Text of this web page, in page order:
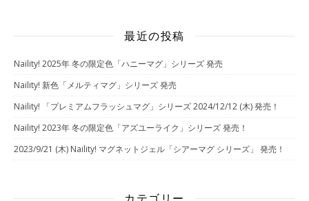
最近の投稿
Naility! 2025年 冬の限定色「ハニーマグ」シリーズ 発売
Naility! 新色「メルティマグ」シリーズ 発売
Naility! 「プレミアムフラッシュマグ」シリーズ 2024/12/12 (木) 発売！
Naility! 2023年 冬の限定色「アズユーライク」シリーズ 発売！
2023/9/21 (木) Naility! マグネットジェル「シアーマグ シリーズ」 発売！
カテゴリー